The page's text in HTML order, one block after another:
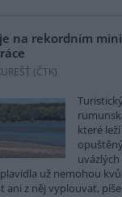
na rekordním
(ČTK)
které
už nemohou
z něj vyplouvat, píše